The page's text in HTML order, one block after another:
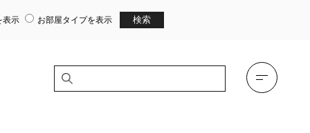
表示 お部屋タイプを表示